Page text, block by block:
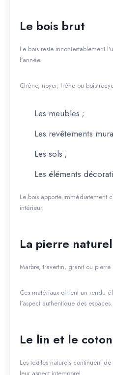
Le bois brut
Le bois reste incontestablement
l'année.
Chêne, noyer, frêne ou bois
Les meubles ;
Les revêtements
Les sols ;
Les éléments
Le bois apporte immédiatement
intérieur.
La pierre
Marbre, travertin, granit ou
Ces matériaux offrent un rendu
l'aspect authentique des espaces.
Le lin et le coton
Les textiles naturels continuent